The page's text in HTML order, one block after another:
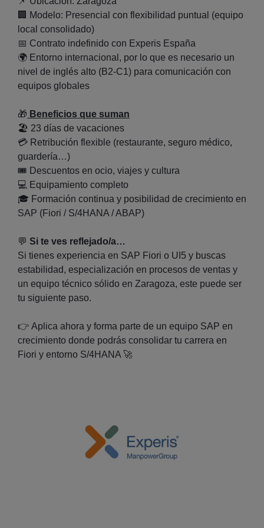
🏢 Modelo: Presencial con flexibilidad puntual (equipo
local consolidado)
📅 Contrato indefinido con Experis España
🌍 Entorno internacional, por lo que es necesario un
nivel de inglés alto (B2-C1) para comunicación con
equipos globales
🎁 Beneficios que suman
🏖️ 23 días de vacaciones
💳 Retribución flexible (restaurante, seguro médico,
guardería…)
🎟️ Descuentos en ocio, viajes y cultura
💻 Equipamiento completo
🎓 Formación continua y posibilidad de crecimiento en
SAP (Fiori / S/4HANA / ABAP)
💬 Si te ves reflejado/a…
Si tienes experiencia en SAP Fiori o UI5 y buscas
estabilidad, especialización en procesos de ventas y
un equipo técnico sólido en Zaragoza, este puede ser
tu siguiente paso.
👉 Aplica ahora y forma parte de un equipo SAP en
crecimiento donde podrás consolidar tu carrera en
Fiori y entorno S/4HANA 🚀